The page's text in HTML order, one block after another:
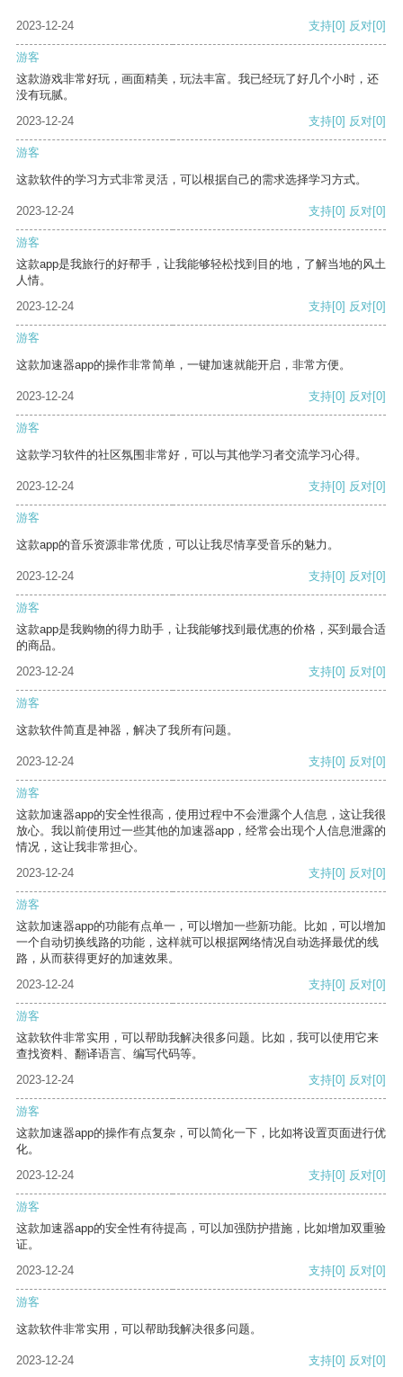
2023-12-24 支持[0] 反对[0]
游客
这款游戏非常好玩，画面精美，玩法丰富。我已经玩了好几个小时，还
没有玩腻。
2023-12-24
支持[0] 反对[0]
游客
这款软件的学习方式非常灵活，可以根据自己的需求选择学习方式。
2023-12-24 支持[0] 反对[0]
游客
这款app是我旅行的好帮手，让我能够轻松找到目的地，了解当地的风土
人情。
2023-12-24
支持[0] 反对[0]
游客
这款加速器app的操作非常简单，一键加速就能开启，非常方便。
2023-12-24 支持[0] 反对[0]
游客
这款学习软件的社区氛围非常好，可以与其他学习者交流学习心得。
2023-12-24 支持[0] 反对[0]
游客
这款app的音乐资源非常优质，可以让我尽情享受音乐的魅力。
2023-12-24 支持[0] 反对[0]
游客
这款app是我购物的得力助手，让我能够找到最优惠的价格，买到最合适
的商品。
2023-12-24
支持[0] 反对[0]
游客
这款软件简直是神器，解决了我所有问题。
2023-12-24 支持[0] 反对[0]
游客
这款加速器app的安全性很高，使用过程中不会泄露个人信息，这让我很
放心。我以前使用过一些其他的加速器app，经常会出现个人信息泄露的
情况，这让我非常担心。
2023-12-24
支持[0] 反对[0]
游客
这款加速器app的功能有点单一，可以增加一些新功能。比如，可以增加
一个自动切换线路的功能，这样就可以根据网络情况自动选择最优的线
路，从而获得更好的加速效果。
2023-12-24
支持[0] 反对[0]
游客
这款软件非常实用，可以帮助我解决很多问题。比如，我可以使用它来
查找资料、翻译语言、编写代码等。
2023-12-24
支持[0] 反对[0]
游客
这款加速器app的操作有点复杂，可以简化一下，比如将设置页面进行优
化。
2023-12-24
支持[0] 反对[0]
游客
这款加速器app的安全性有待提高，可以加强防护措施，比如增加双重验
证。
2023-12-24
支持[0] 反对[0]
游客
这款软件非常实用，可以帮助我解决很多问题。
2023-12-24 支持[0] 反对[0]